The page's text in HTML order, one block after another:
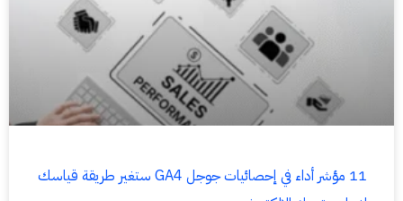
11 مؤشر أداء في إحصائيات جوجل GA4 ستغير طريقة قياسك